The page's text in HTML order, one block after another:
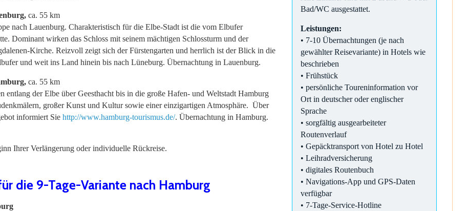
ca. 55 km
nach Lauenburg. Charakteristisch für die Elbe-Stadt ist die vom Elbufer
Dominant wirken das Schloss mit seinem mächtigen Schlossturm und der
Kirche. Reizvoll zeigt sich der Fürstengarten und herrlich ist der Blick in die
und weit ins Land hinein bis nach Lüneburg. Übernachtung in Lauenburg.
ca. 55 km
entlang der Elbe über Geesthacht bis in die große Hafen- und Weltstadt Hamburg
großer Kunst und Kultur sowie einer einzigartigen Atmosphäre. Über
informiert Sie http://www.hamburg-tourismus.de/. Übernachtung in Hamburg.
Ihrer Verlängerung oder individuelle Rückreise.
die 9-Tage-Variante nach Hamburg
Bad/WC ausgestattet.
Leistungen:
• 7-10 Übernachtungen (je nach
gewählter Reisevariante) in Hotels wie
beschrieben
• Frühstück
• persönliche Toureninformation vor
Ort in deutscher oder englischer
Sprache
• sorgfältig ausgearbeiteter
Routenverlauf
• Gepäcktransport von Hotel zu Hotel
• Leihradversicherung
• digitales Routenbuch
• Navigations-App und GPS-Daten
verfügbar
• 7-Tage-Service-Hotline